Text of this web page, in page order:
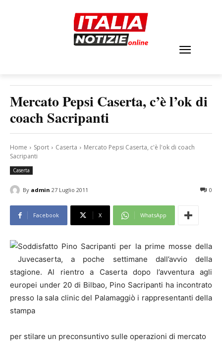
Mercato Pepsi Caserta, c’è l’ok di
coach Sacripanti
Home Sport Caserta
Mercato Pepsi Caserta, c'è l'ok di coach
Sacripanti
Caserta
By admin 27 Luglio 2011 0
Facebook X WhatsApp
Soddisfatto Pino Sacripanti per la prime mosse della
Juvecaserta, a poche settimane dall’avvio della
stagione. Al rientro a Caserta dopo l’avventura agli
europei under 20 di Bilbao, Pino Sacripanti ha incontrato
presso la sala clinic del Palamaggiò i rappresentanti della
stampa
per stilare un preconsuntivo sulle operazioni di mercato